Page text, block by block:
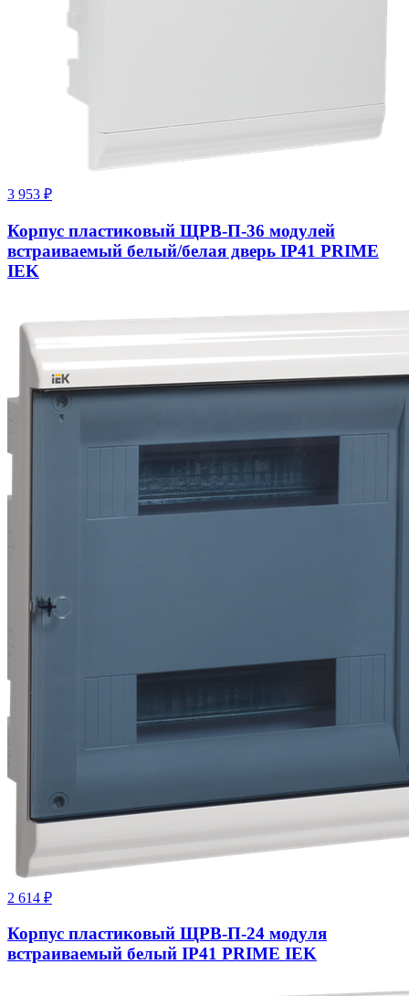
3 953 ₽
Корпус пластиковый ЩРВ-П-36 модулей
встраиваемый белый/белая дверь IP41 PRIME
IEK
2 614 ₽
Корпус пластиковый ЩРВ-П-24 модуля
встраиваемый белый IP41 PRIME IEK